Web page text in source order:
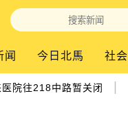
闻 今日北馬 社会
院往218中路暂关闭